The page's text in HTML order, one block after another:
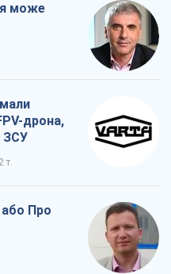
може
дрона,
ЗСУ
т.
або Про